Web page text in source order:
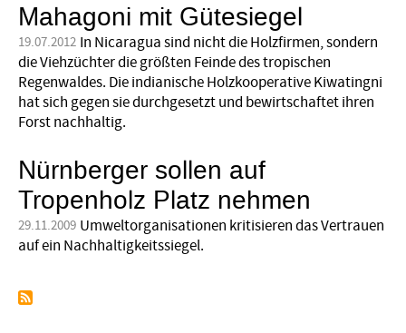
Mahagoni mit Gütesiegel
19.07.2012 In Nicaragua sind nicht die Holzfirmen, sondern
die Viehzüchter die größten Feinde des tropischen
Regenwaldes. Die indianische Holzkooperative Kiwatingni
hat sich gegen sie durchgesetzt und bewirtschaftet ihren
Forst nachhaltig.
Nürnberger sollen auf
Tropenholz Platz nehmen
29.11.2009 Umweltorganisationen kritisieren das Vertrauen
auf ein Nachhaltigkeitssiegel.